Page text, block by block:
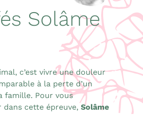
Solâme
c’est vivre une douleur
à la perte d’un
famille. Pour vous
dans cette épreuve,Solâme